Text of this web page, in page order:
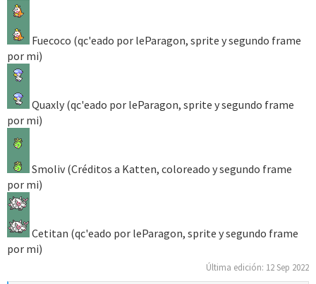
Fuecoco (qc'eado por leParagon, sprite y segundo frame
por mi)
Quaxly (qc'eado por leParagon, sprite y segundo frame
por mi)
Smoliv (Créditos a Katten, coloreado y segundo frame
por mi)
Cetitan (qc'eado por leParagon, sprite y segundo frame
por mi)
Última edición: 12 Sep 2022